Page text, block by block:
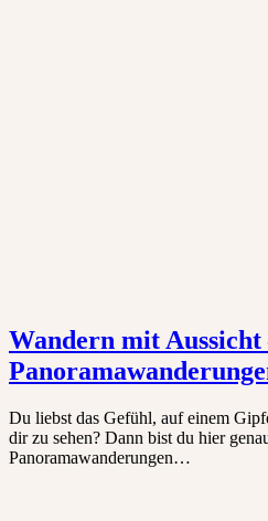
Wandern mit Aussicht
Du liebst das Gefühl, auf einem
dir zu sehen? Dann bist du hier
Panoramawanderungen…